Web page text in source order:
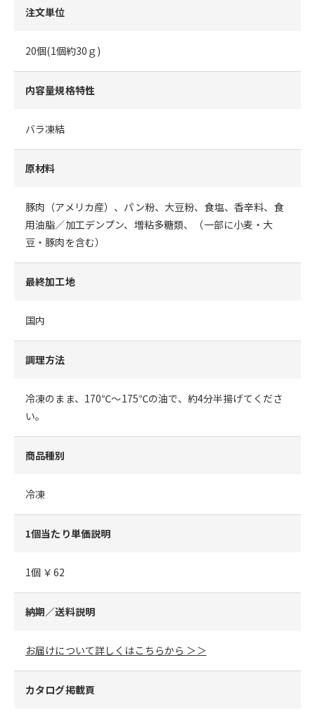
注文単位
20個(1個約30ｇ)
内容量規格特性
バラ凍結
原材料
豚肉（アメリカ産）、パン粉、大豆粉、食塩、香辛料、食
用油脂／加工デンプン、増粘多糖類、（一部に小麦・大
豆・豚肉を含む）
最終加工地
国内
調理方法
冷凍のまま、170℃～175℃の油で、約4分半揚げてくださ
い。
商品種別
冷凍
1個当たり単価説明
1個 ￥62
納期／送料説明
お届けについて詳しくはこちらから ＞＞
カタログ掲載頁